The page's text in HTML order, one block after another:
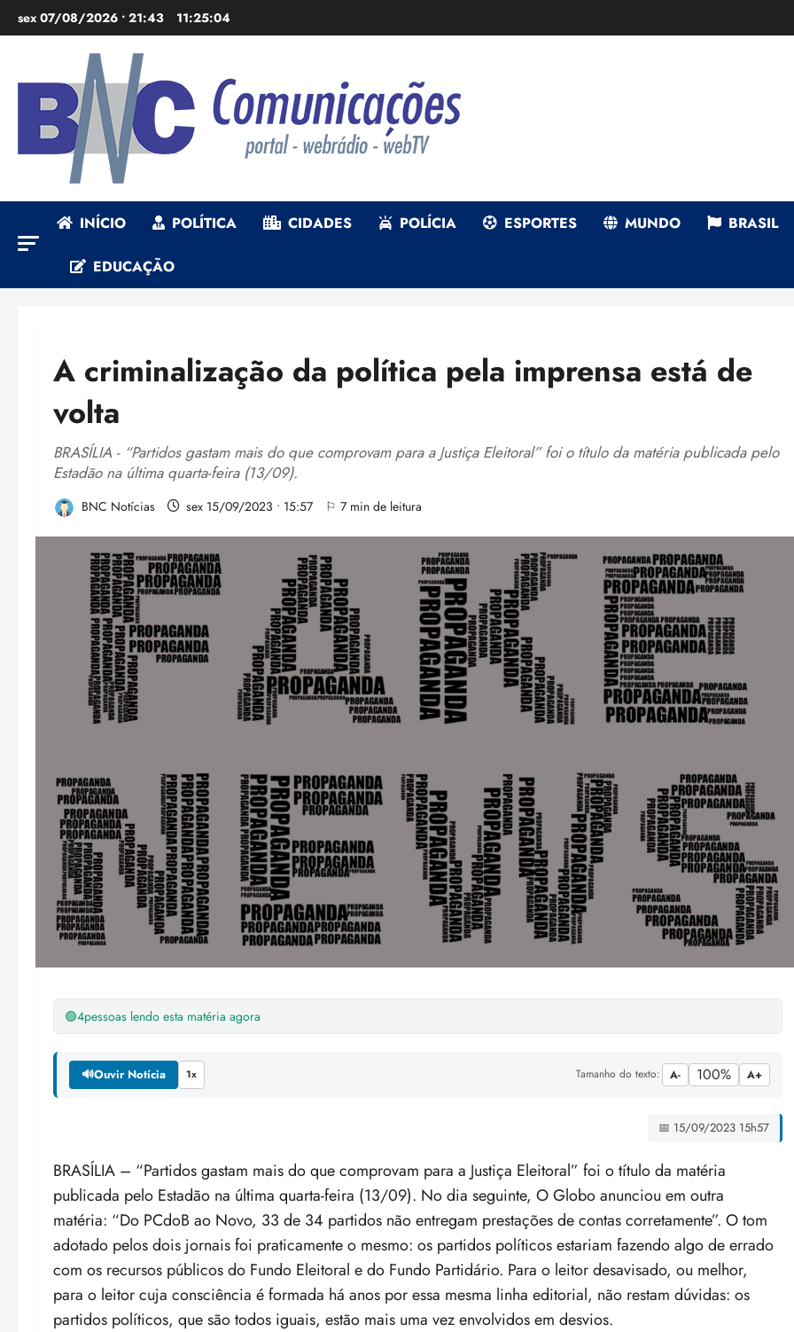
para
sex 07/08/2026 • 21:43 11:25:05
INÍCIO POLÍTICA CIDADES POLÍCIA ESPORTES MUNDO BRASIL
EDUCAÇÃO
A criminalização da política pela imprensa está de
volta
BRASÍLIA - “Partidos gastam mais do que comprovam para a Justiça Eleitoral” foi o título da matéria publicada pelo
Estadão na última quarta-feira (13/09).
BNC Notícias sex 15/09/2023 • 15:57 ⚐ 7 min de leitura
🟢4pessoas lendo esta matéria agora
🔊Ouvir Notícia 1x Tamanho do texto: A- 100% A+
📅 15/09/2023 15h57
BRASÍLIA – “Partidos gastam mais do que comprovam para a Justiça Eleitoral” foi o título da matéria
publicada pelo Estadão na última quarta-feira (13/09). No dia seguinte, O Globo anunciou em outra
matéria: “Do PCdoB ao Novo, 33 de 34 partidos não entregam prestações de contas corretamente”. O tom
adotado pelos dois jornais foi praticamente o mesmo: os partidos políticos estariam fazendo algo de errado
com os recursos públicos do Fundo Eleitoral e do Fundo Partidário. Para o leitor desavisado, ou melhor,
para o leitor cuja consciência é formada há anos por essa mesma linha editorial, não restam dúvidas: os
partidos políticos, que são todos iguais, estão mais uma vez envolvidos em desvios.